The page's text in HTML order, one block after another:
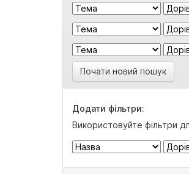
Почати новий пошук
Додати фільтри:
Використовуйте фільтри